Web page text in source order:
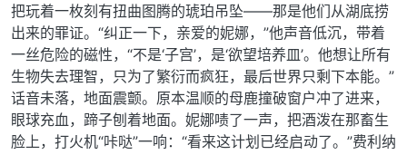
把玩着一枚刻有扭曲图腾的琥珀吊坠——那是他们从湖底捞
出来的罪证。“纠正一下，亲爱的妮娜，”他声音低沉，带着
一丝危险的磁性，“不是‘子宫’，是‘欲望培养皿’。他想让所有
生物失去理智，只为了繁衍而疯狂，最后世界只剩下本能。”
话音未落，地面震颤。原本温顺的母鹿撞破窗户冲了进来，
眼球充血，蹄子刨着地面。妮娜啧了一声，把酒泼在那畜生
脸上，打火机“咔哒”一响：“看来这计划已经启动了。”费利纳